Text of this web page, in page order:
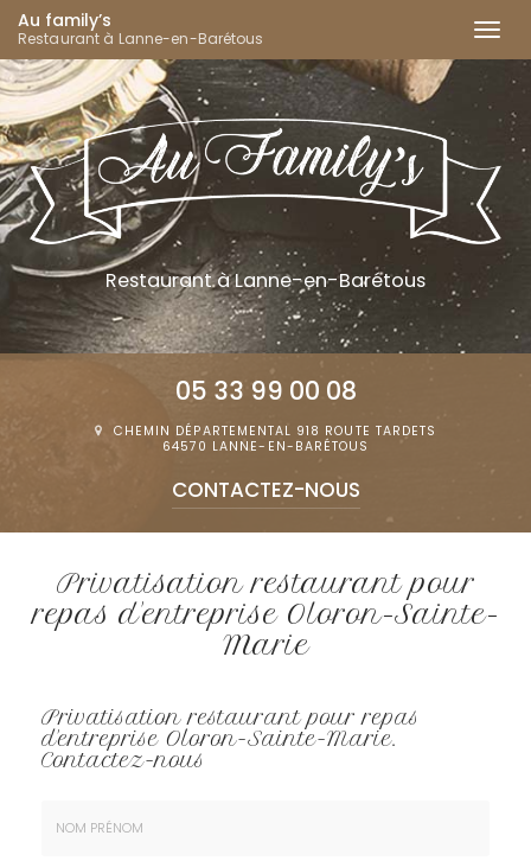
Aller
au
contenu
principal
Au family’s
Restaurant à Lanne-en-Barétous
Restaurantà Lanne-en-Barétous
05 33 99 00 08
CHEMIN DÉPARTEMENTAL 918 ROUTE TARDETS
64570 LANNE-EN-BARÉTOUS
CONTACTEZ-NOUS
Privatisation restaurant pour
repas d'entreprise Oloron-Sainte-
Marie
Privatisation restaurant pour repas
d'entreprise Oloron-Sainte-Marie.
Contactez-nous